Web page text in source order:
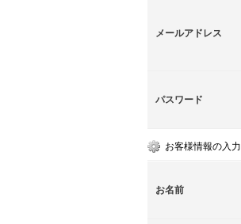
メールアドレス
パスワード
お客様情報の入力
お名前